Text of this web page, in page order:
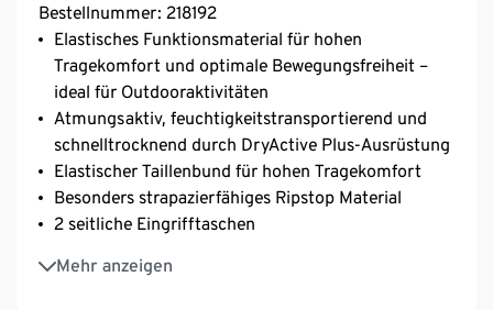
Bestellnummer: 218192
Elastisches Funktionsmaterial für hohen
Tragekomfort und optimale Bewegungsfreiheit –
ideal für Outdooraktivitäten
Atmungsaktiv, feuchtigkeitstransportierend und
schnelltrocknend durch DryActive Plus-Ausrüstung
Elastischer Taillenbund für hohen Tragekomfort
Besonders strapazierfähiges Ripstop Material
2 seitliche Eingrifftaschen
Mehr anzeigen
Gesässtasche mit Klettverschluss
Zulaufender Beinabschluss mit kleinen seitlichen